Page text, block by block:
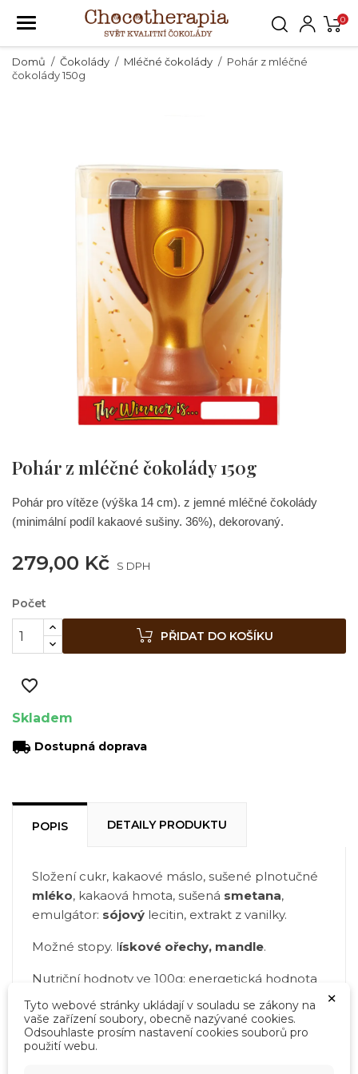
0
Domů Čokolády Mléčné čokolády
Pohár z mléčné
čokolády 150g
Pohár z mléčné čokolády 150g
Pohár pro vítěze (výška 14 cm). z jemné mléčné čokolády
(minimální podíl kakaové sušiny. 36%), dekorovaný.
279,00 Kč S DPH
Počet
PŘIDAT DO KOŠÍKU
favorite_border
Skladem
local_shipping Dostupná doprava
POPIS DETAILY PRODUKTU
Složení cukr, kakaové máslo, sušené plnotučné
mléko, kakaová hmota, sušená smetana,
emulgátor: sójový lecitin, extrakt z vanilky.
Možné stopy. lískové ořechy, mandle.
Nutriční hodnoty ve 100g: energetická hodnota
2405 kJ / 577 kcal, tuky 38g (z toho nasycené
mastné kyseliny 23g), sacharidy 53g (z toho cukr
53g), bílkoviny 5,6g, sůl 0,16g.
Vytvořit seznam přání
×
Tyto webové stránky ukládají v souladu se zákony na
vaše zařízení soubory, obecně nazývané cookies.
Odsouhlaste prosím nastavení cookies souborů pro
použití webu.